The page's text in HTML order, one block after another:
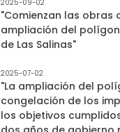
2025-09-02
"Comienzan las obras
ampliación del
de Las Salinas"
2025-07-02
"La ampliación del
congelación de los
los objetivos